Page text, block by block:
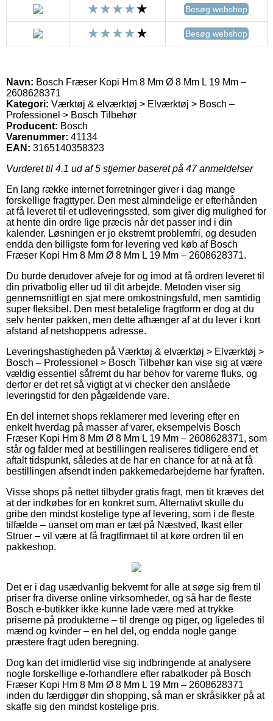
Besøg webshop
Besøg webshop
Navn: Bosch Fræser Kopi Hm 8 Mm Ø 8 Mm L 19 Mm –
2608628371
Kategori: Værktøj & elværktøj > Elværktøj > Bosch –
Professionel > Bosch Tilbehør
Producent: Bosch
Varenummer: 41134
EAN: 3165140358323
Vurderet til 4.1 ud af 5 stjerner baseret på 47anmeldelser
En lang række internet forretninger giver i dag mange
forskellige fragttyper. Den mest almindelige er efterhånden
at få leveret til et udleveringssted, som giver dig mulighed for
at hente din ordre lige præcis når det passer ind i din
kalender. Løsningen er jo ekstremt problemfri, og desuden
endda den billigste form for levering ved køb af Bosch
Fræser Kopi Hm 8 Mm Ø 8 Mm L 19 Mm – 2608628371.
Du burde derudover afveje for og imod at få ordren leveret til
din privatbolig eller ud til dit arbejde. Metoden viser sig
gennemsnitligt en sjat mere omkostningsfuld, men samtidig
super fleksibel. Den mest betalelige fragtform er dog at du
selv henter pakken, men dette afhænger af at du lever i kort
afstand af netshoppens adresse.
Leveringshastigheden på Værktøj & elværktøj > Elværktøj >
Bosch – Professionel > Bosch Tilbehør kan vise sig at være
vældig essentiel såfremt du har behov for varerne fluks, og
derfor er det ret så vigtigt at vi checker den anslåede
leveringstid for den pågældende vare.
En del internet shops reklamerer med levering efter en
enkelt hverdag på masser af varer, eksempelvis Bosch
Fræser Kopi Hm 8 Mm Ø 8 Mm L 19 Mm – 2608628371, som
står og falder med at bestillingen realiseres tidligere end et
aftalt tidspunkt, således at de har en chance for at nå at få
bestillingen afsendt inden pakkemedarbejderne har fyraften.
Visse shops på nettet tilbyder gratis fragt, men tit kræves det
at der indkøbes for en konkret sum. Alternativt skulle du
gribe den mindst kostelige type af levering, som i de fleste
tilfælde – uanset om man er tæt på Næstved, Ikast eller
Struer – vil være at få fragtfirmaet til at køre ordren til en
pakkeshop.
Det er i dag usædvanlig bekvemt for alle at søge sig frem til
priser fra diverse online virksomheder, og så har de fleste
Bosch e-butikker ikke kunne lade være med at trykke
priserne på produkterne – til drenge og piger, og ligeledes til
mænd og kvinder – en hel del, og endda nogle gange
præstere fragt uden beregning.
Dog kan det imidlertid vise sig indbringende at analysere
nogle forskellige e-forhandlere efter rabatkoder på Bosch
Fræser Kopi Hm 8 Mm Ø 8 Mm L 19 Mm – 2608628371
inden du færdiggør din shopping, så man er skråsikker på at
skaffe sig den mindst kostelige pris.